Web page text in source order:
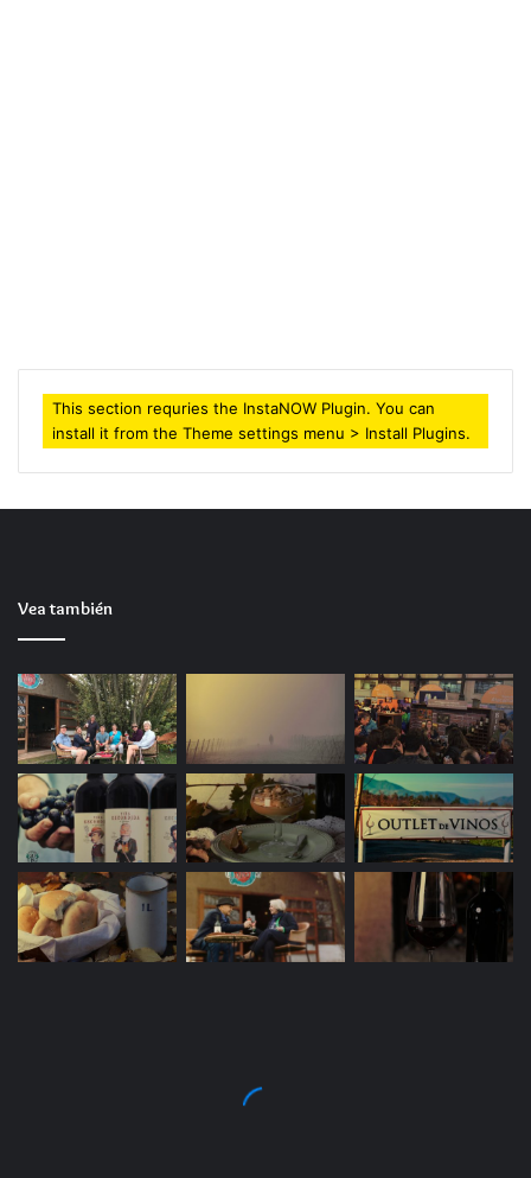
This section requries the InstaNOW Plugin. You can
install it from the Theme settings menu > Install Plugins.
Vea también